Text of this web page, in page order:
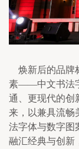
焕新后的品牌
素——中文书法
通、更现代的创
来，以兼具流畅
法字体与数字图
融汇经典与创新